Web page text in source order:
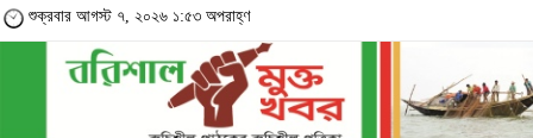
শুক্রবার আগস্ট ৭, ২০২৬ ১:৫৩ অপরাহ্ণ